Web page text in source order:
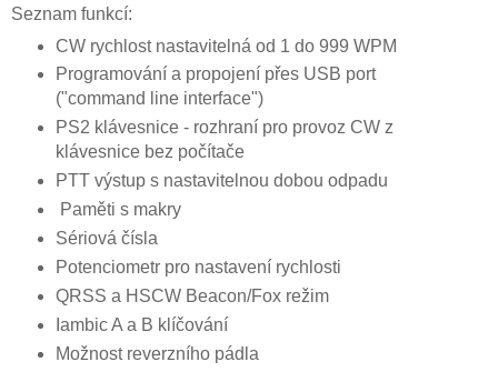
Seznam funkcí:
CW rychlost nastavitelná od 1 do 999 WPM
Programování a propojení přes USB port
("command line interface")
PS2 klávesnice - rozhraní pro provoz CW z
klávesnice bez počítače
PTT výstup s nastavitelnou dobou odpadu
Paměti s makry
Sériová čísla
Potenciometr pro nastavení rychlost​i
QRSS a HSCW Beacon/Fox režim
Iambic A a B klíčování
Možnost reverzního pádla